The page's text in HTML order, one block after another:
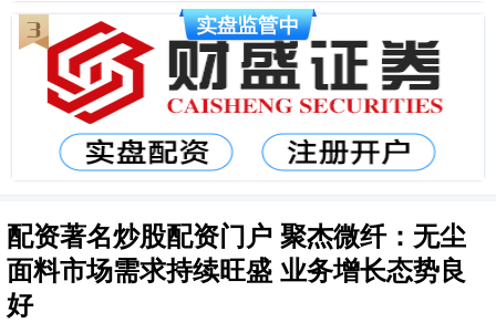
配资著名炒股配资门户 聚杰微纤：无尘
面料市场需求持续旺盛 业务增长态势良
好